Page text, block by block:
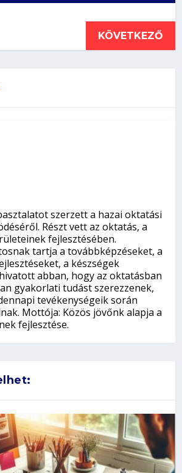
KÖVETKEZŐ
szerzett a hazai oktatási
Részt vett az oktatás, a
fejlesztésében.
tartja a továbbképzéseket, a
a készségek
abban, hogy az oktatásban
gyakorlati tudást szerezzenek,
tevékenységeik során
Mottója: Közös jövőnk alapja a
fejlesztése.